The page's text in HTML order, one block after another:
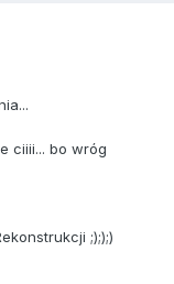
ciiii... bo wróg
;););)